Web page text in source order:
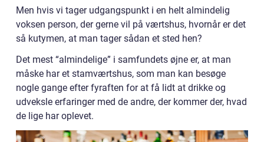
Men hvis vi tager udgangspunkt i en helt almindelig
voksen person, der gerne vil på værtshus, hvornår er det
så kutymen, at man tager sådan et sted hen?
Det mest “almindelige” i samfundets øjne er, at man
måske har et stamværtshus, som man kan besøge
nogle gange efter fyraften for at få lidt at drikke og
udveksle erfaringer med de andre, der kommer der, hvad
de lige har oplevet.